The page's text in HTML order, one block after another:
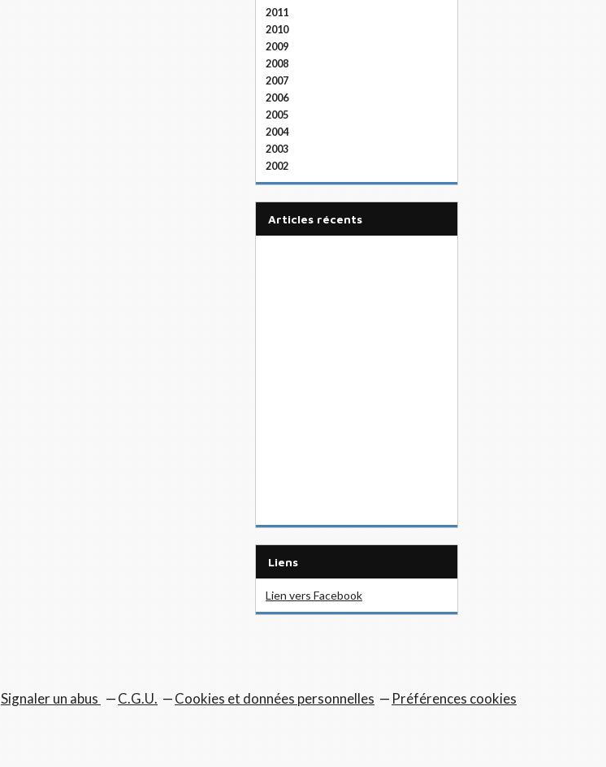
2011
2010
2009
2008
2007
2006
2005
2004
2003
2002
articles récents
Liens
Lien vers Facebook
Signaler un abus C.G.U. Cookies et données personnelles Préférences cookies